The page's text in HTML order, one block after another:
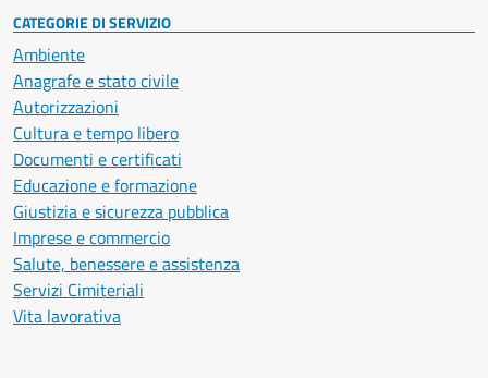
CATEGORIE DI SERVIZIO
Ambiente
Anagrafe e stato civile
Autorizzazioni
Cultura e tempo libero
Documenti e certificati
Educazione e formazione
Giustizia e sicurezza pubblica
Imprese e commercio
Salute, benessere e assistenza
Servizi Cimiteriali
Vita lavorativa